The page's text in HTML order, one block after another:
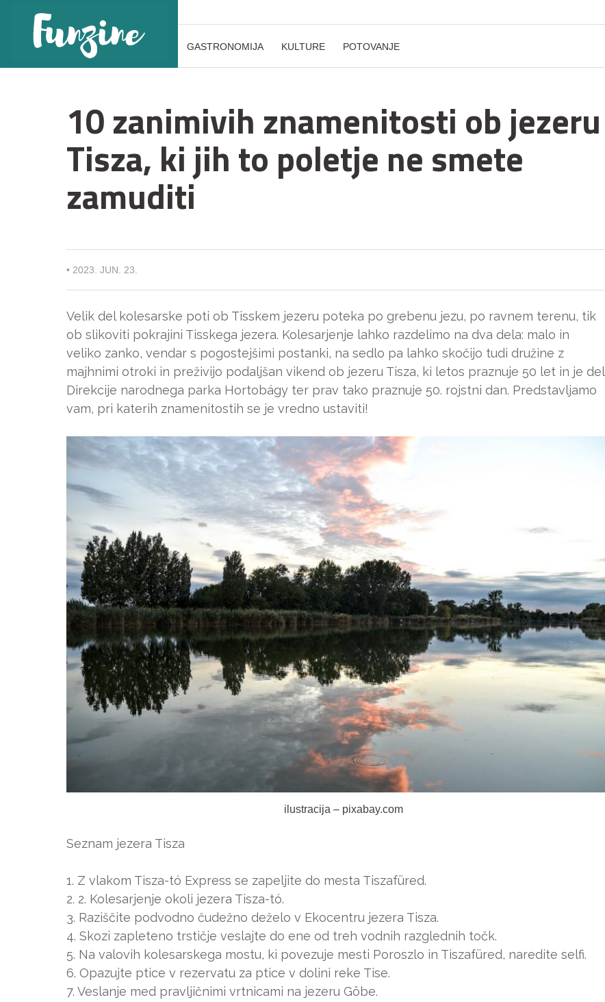
GASTRONOMIJA KULTURE POTOVANJE
10 zanimivih znamenitosti ob jezeru
Tisza, ki jih to poletje ne smete
zamuditi
• 2023. JUN. 23.
Velik del kolesarske poti ob Tisskem jezeru poteka po grebenu jezu, po ravnem terenu, tik
ob slikoviti pokrajini Tisskega jezera. Kolesarjenje lahko razdelimo na dva dela: malo in
veliko zanko, vendar s pogostejšimi postanki, na sedlo pa lahko skočijo tudi družine z
majhnimi otroki in preživijo podaljšan vikend ob jezeru Tisza, ki letos praznuje 50 let in je del
Direkcije narodnega parka Hortobágy ter prav tako praznuje 50. rojstni dan. Predstavljamo
vam, pri katerih znamenitostih se je vredno ustaviti!
ilustracija – pixabay.com
Seznam jezera Tisza
1. Z vlakom Tisza-tó Express se zapeljite do mesta Tiszafüred.
2. 2. Kolesarjenje okoli jezera Tisza-tó.
3. Raziščite podvodno čudežno deželo v Ekocentru jezera Tisza.
4. Skozi zapleteno trstičje veslajte do ene od treh vodnih razglednih točk.
5. Na valovih kolesarskega mostu, ki povezuje mesti Poroszlo in Tiszafüred, naredite selfi.
6. Opazujte ptice v rezervatu za ptice v dolini reke Tise.
7. Veslanje med pravljičnimi vrtnicami na jezeru Göbe.